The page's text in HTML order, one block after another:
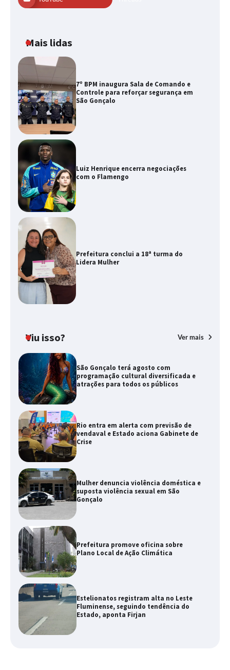
Mais lidas
7º BPM inaugura Sala de Comando e
Controle para reforçar segurança em
São Gonçalo
Luiz Henrique encerra negociações
com o Flamengo
Prefeitura conclui a 18ª turma do
Lidera Mulher
Viu isso? Ver mais
São Gonçalo terá agosto com
programação cultural diversificada e
atrações para todos os públicos
Rio entra em alerta com previsão de
vendaval e Estado aciona Gabinete de
Crise
Mulher denuncia violência doméstica e
suposta violência sexual em São
Gonçalo
Prefeitura promove oficina sobre
Plano Local de Ação Climática
Estelionatos registram alta no Leste
Fluminense, seguindo tendência do
Estado, aponta Firjan